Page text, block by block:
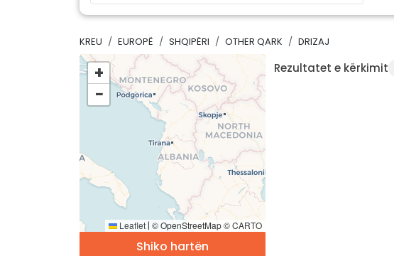
KREU EUROPË SHQIPËRI OTHER QARK DRIZAJ
+
−
Leaflet | © OpenStreetMap © CARTO
Shiko hartën
Rezultatet e kërkimit